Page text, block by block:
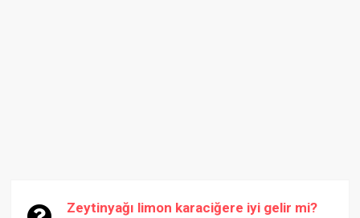
Zeytinyağı limon karaciğere iyi gelir mi?